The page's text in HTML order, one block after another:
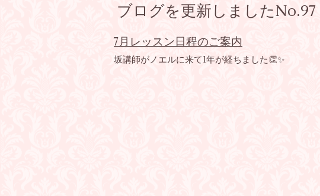
ブログを更新しましたNo.97
7月レッスン日程のご案内
坂講師がノエルに来て1年が経ちました👏✨